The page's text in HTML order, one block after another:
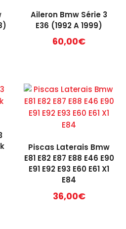
Aileron Bmw Série 3
E36 (1992 A 1999)
60,00€
multiple
variants.
The
options
be
chosen
on
product
Piscas Laterais Bmw
E81 E82 E87 E88 E46 E90
E91 E92 E93 E60 E61 X1
E84
36,00€